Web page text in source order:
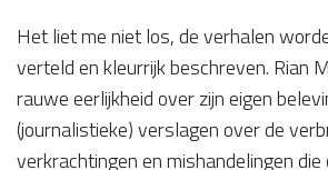
Het liet me niet los, de verhalen
verteld en kleurrijk beschreven. Rian
rauwe eerlijkheid over zijn eigen
(journalistieke) verslagen over de
verkrachtingen en mishandelingen die